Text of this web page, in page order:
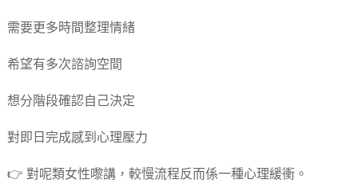
需要更多時間整理情緒
希望有多次諮詢空間
想分階段確認自己決定
對即日完成感到心理壓力
👉 對呢類女性嚟講，較慢流程反而係一種心理緩衝。